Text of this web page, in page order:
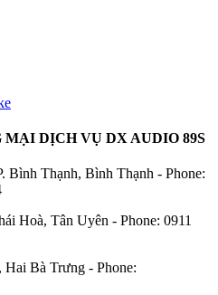
DỊCH VỤ DX AUDIO 89S
Bình Thạnh, Bình Thạnh - Phone:
Hoà, Tân Uyên - Phone: 0911
Hai Bà Trưng - Phone: